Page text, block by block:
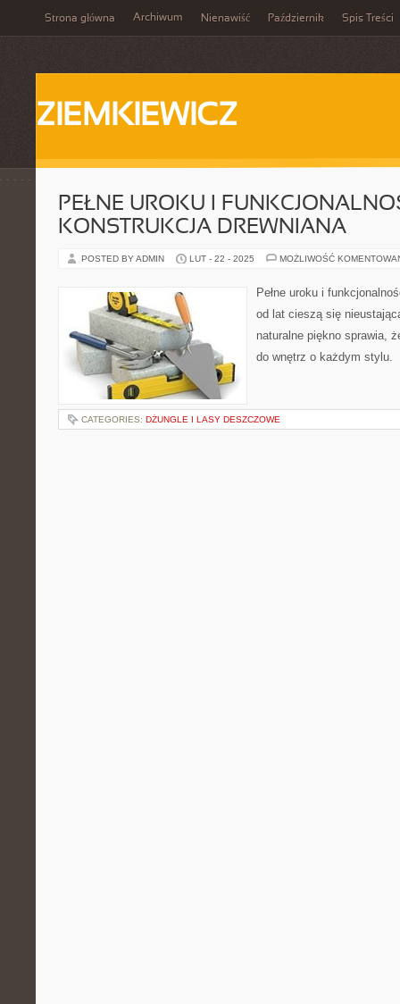
Strona główna Archiwum Nienawiść Październik Spis Treści
ZIEMKIEWICZ
PEŁNE UROKU I
KONSTRUKCJA DREWNIANA
POSTED BY ADMIN LUT - 22 - 2025 MOŻLIWOŚĆ
Pełne uroku i
od lat cieszą się
naturalne piękno sprawia,
do wnętrz o każdym stylu.
CATEGORIES: DŻUNGLE I LASY DESZCZOWE